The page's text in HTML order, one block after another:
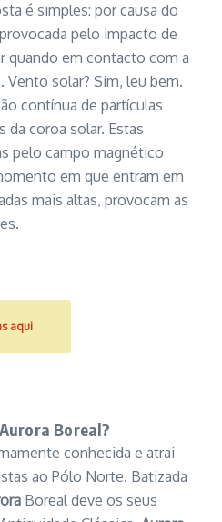
é simples: por causa do
pelo impacto de
quando em contacto com a
solar? Sim, leu bem.
contínua de partículas
da coroa solar. Estas
pelo campo magnético
em que entram em
mais altas, provocam as
aqui
Boreal?
conhecida e atrai
ao Pólo Norte. Batizada
Boreal deve os seus